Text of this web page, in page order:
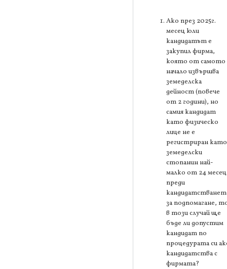
Ако през 2025г.
месец юли
кандидатът е
закупил фирма,
която от самото
начало извършва
земеделска
дейност (повече
от 2 години), но
самия кандидат
като физическо
лице не е
регистриран като
земеделски
стопанин най-
малко от 24
преди
за подпомагане,
в този случай ще
бъде ли допустим
кандидат по
процедурата си
кандидатства с
фирмата?